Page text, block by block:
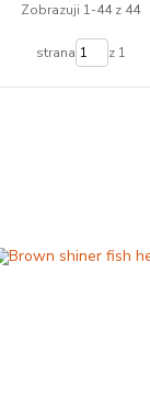
Zobrazuji 1-44 z 44
strana z 1